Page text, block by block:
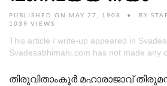
PUBLISHED ON MAY 27, 1908 BY
1039 VIEWS
This article / write-up appeared in
Svadesabhimani.com has not made any
തിരുവിതാംകൂർ മഹാരാജാവ്